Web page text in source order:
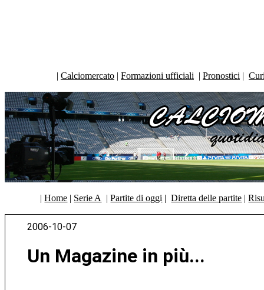
| Calciomercato | Formazioni ufficiali | Pronostici |
|Home | Serie A |Partite di oggi |Diretta delle partite |
2006-10-07
Un Magazine in più...